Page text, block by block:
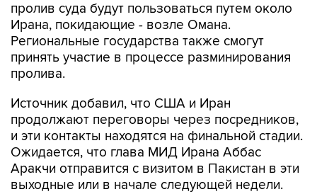
пролив суда будут пользоваться путем около
Ирана, покидающие - возле Омана.
Региональные государства также смогут
принять участие в процессе разминирования
пролива.
Источник добавил, что США и Иран
продолжают переговоры через посредников,
и эти контакты находятся на финальной стадии.
Ожидается, что глава МИД Ирана Аббас
Аракчи отправится с визитом в Пакистан в эти
выходные или в начале следующей недели.